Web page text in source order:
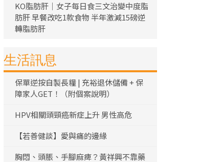
KO脂肪肝｜女子每日食三文治變中度脂
肪肝 早餐改吃1款食物 半年激減15磅逆
轉脂肪肝
生活訊息
保單逆按自製長糧 | 充裕退休儲備 + 保
障家人GET！（附個案說明）
HPV相關頭頸癌新症上升 男性高危
【若善健談】愛與痛的邊緣
胸悶、頭脹、手腳麻痺？黃祥興不靠藥